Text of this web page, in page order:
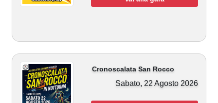
Cronoscalata San Rocco
Sabato, 22 Agosto 2026